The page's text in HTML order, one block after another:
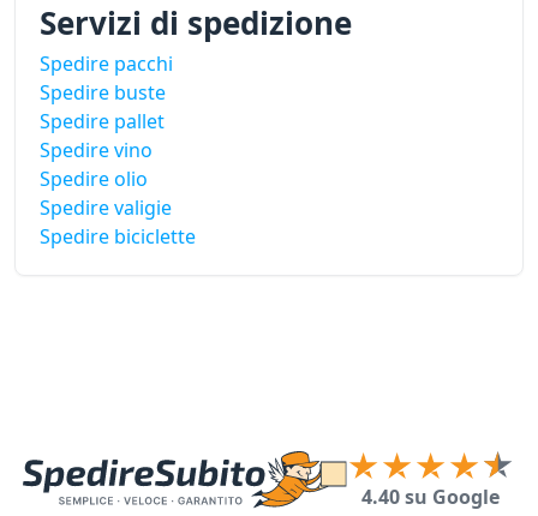
Servizi di spedizione
Spedire pacchi
Spedire buste
Spedire pallet
Spedire vino
Spedire olio
Spedire valigie
Spedire biciclette
4.40 su Google